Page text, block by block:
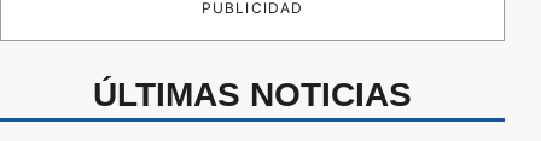
PUBLICIDAD
ÚLTIMAS NOTICIAS